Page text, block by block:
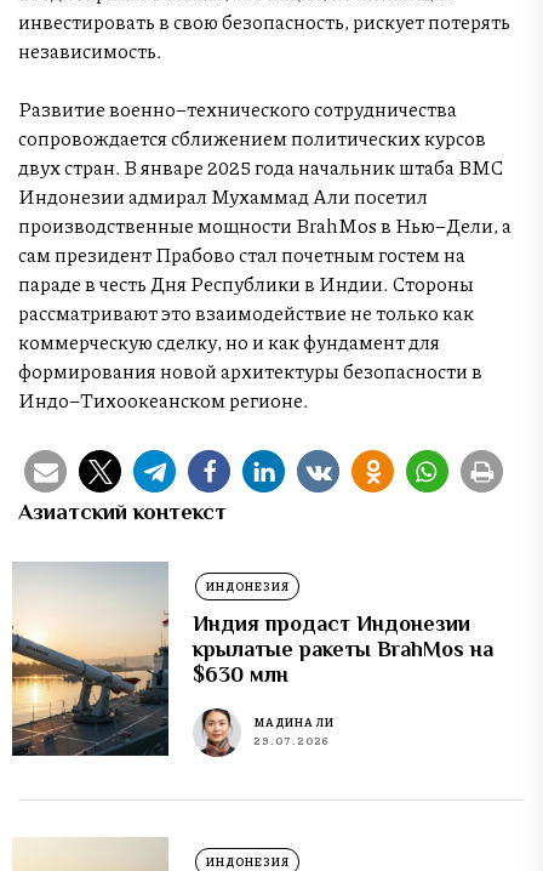
инвестировать в свою безопасность, рискует потерять
независимость.
Развитие военно–технического сотрудничества
сопровождается сближением политических курсов
двух стран. В январе 2025 года начальник штаба ВМС
Индонезии адмирал Мухаммад Али посетил
производственные мощности BrahMos в Нью–Дели, а
сам президент Прабово стал почетным гостем на
параде в честь Дня Республики в Индии. Стороны
рассматривают это взаимодействие не только как
коммерческую сделку, но и как фундамент для
формирования новой архитектуры безопасности в
Индо–Тихоокеанском регионе.
Азиатский контекст
ИНДОНЕЗИЯ
Индия продаст Индонезии
крылатые ракеты BrahMos на
$630 млн
МАДИНА ЛИ
29.07.2026
ИНДОНЕЗИЯ